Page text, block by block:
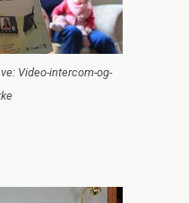
Video-intercom-og-